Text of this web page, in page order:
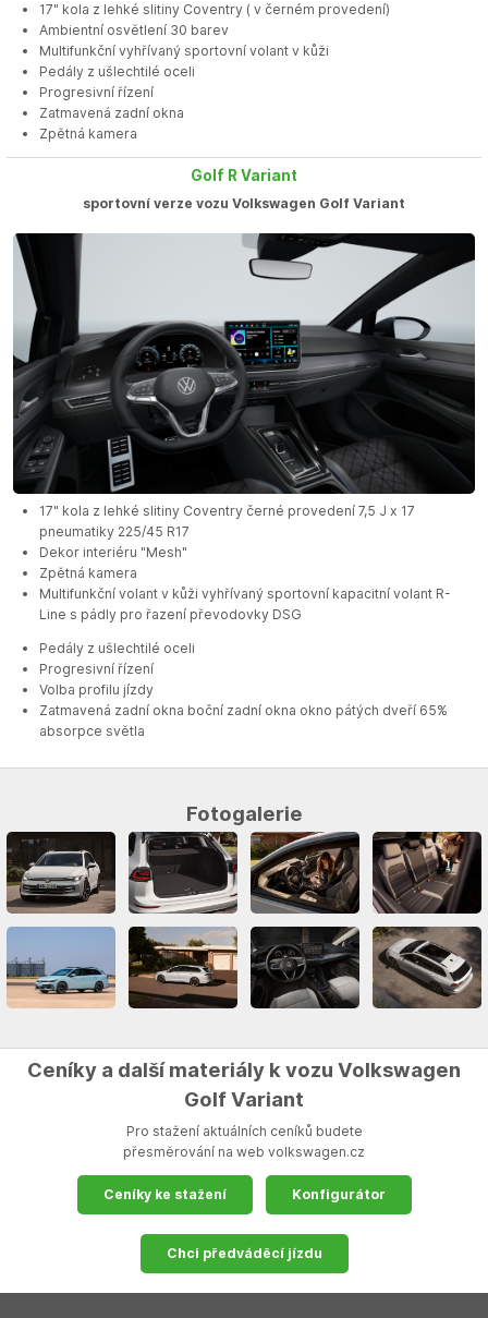
17" kola z lehké slitiny Coventry ( v černém provedení)
Ambientní osvětlení 30 barev
Multifunkční vyhřívaný sportovní volant v kůži
Pedály z ušlechtilé oceli
Progresivní řízení
Zatmavená zadní okna
Zpětná kamera
Golf R Variant
sportovní verze vozu Volkswagen Golf Variant
17" kola z lehké slitiny Coventry černé provedení 7,5 J x 17
pneumatiky 225/45 R17
Dekor interiéru "Mesh"
Zpětná kamera
Multifunkční volant v kůži vyhřívaný sportovní kapacitní volant R-
Line s pádly pro řazení převodovky DSG
Pedály z ušlechtilé oceli
Progresivní řízení
Volba profilu jízdy
Zatmavená zadní okna boční zadní okna okno pátých dveří 65%
absorpce světla
Fotogalerie
Ceníky a další materiály k vozu Volkswagen
Golf Variant
Pro stažení aktuálních ceníků budete
přesměrování na web volkswagen.cz
Ceníky ke stažení Konfigurátor
Chci předváděcí jízdu